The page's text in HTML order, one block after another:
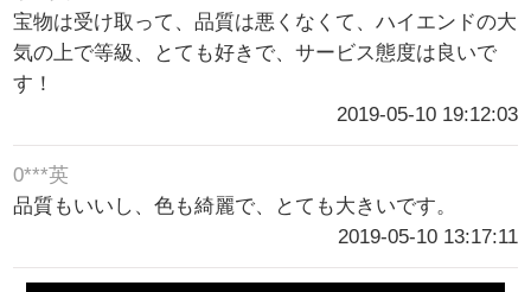
宝物は受け取って、品質は悪くなくて、ハイエンドの大
気の上で等級、とても好きで、サービス態度は良いで
す！
2019-05-10 19:12:03
0***英
品質もいいし、色も綺麗で、とても大きいです。
2019-05-10 13:17:11